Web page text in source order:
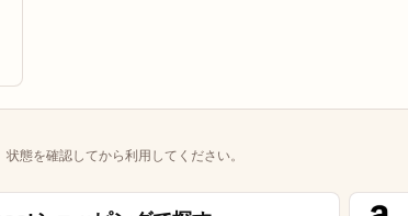
態を確認してから利用してください。